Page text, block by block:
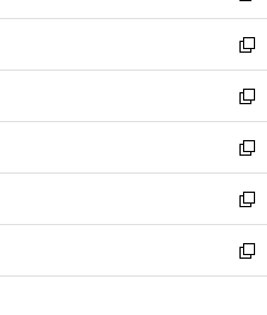
開
く
ウ
で
開
く
ン
ド
ウ
で
開
く
ウ
ィ
ン
ド
ウ
で
開
く
し
い
ウ
ィ
ン
ド
ウ
で
開
く
新
し
い
ウ
ィ
ン
ド
ウ
で
開
新
し
い
ウ
ィ
ン
ド
ウ
新
し
い
ウ
ィ
ン
新
し
い
ウ
新
し